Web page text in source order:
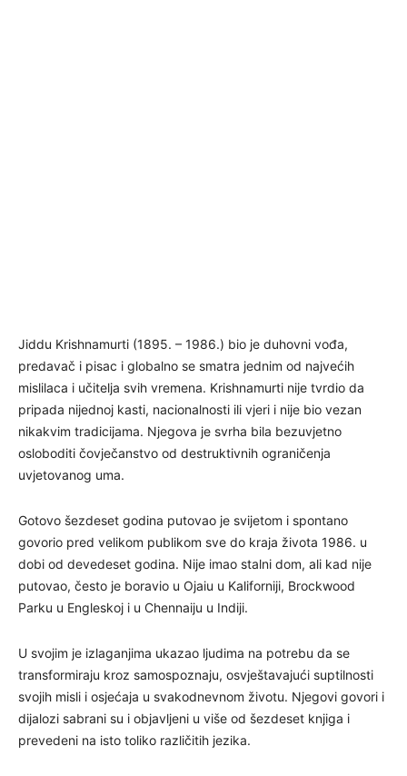
Jiddu Krishnamurti (1895. – 1986.) bio je duhovni vođa,
predavač i pisac i globalno se smatra jednim od najvećih
mislilaca i učitelja svih vremena. Krishnamurti nije tvrdio da
pripada nijednoj kasti, nacionalnosti ili vjeri i nije bio vezan
nikakvim tradicijama. Njegova je svrha bila bezuvjetno
osloboditi čovječanstvo od destruktivnih ograničenja
uvjetovanog uma.
Gotovo šezdeset godina putovao je svijetom i spontano
govorio pred velikom publikom sve do kraja života 1986. u
dobi od devedeset godina. Nije imao stalni dom, ali kad nije
putovao, često je boravio u Ojaiu u Kaliforniji, Brockwood
Parku u Engleskoj i u Chennaiju u Indiji.
U svojim je izlaganjima ukazao ljudima na potrebu da se
transformiraju kroz samospoznaju, osvještavajući suptilnosti
svojih misli i osjećaja u svakodnevnom životu. Njegovi govori i
dijalozi sabrani su i objavljeni u više od šezdeset knjiga i
prevedeni na isto toliko različitih jezika.